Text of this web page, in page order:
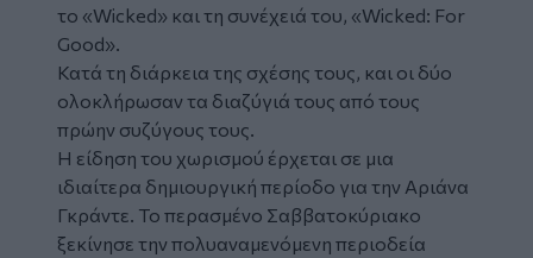
το «Wicked» και τη συνέχειά του, «Wicked: For
Good».
Κατά τη διάρκεια της σχέσης τους, και οι δύο
ολοκλήρωσαν τα διαζύγιά τους από τους
πρώην συζύγους τους.
Η είδηση του χωρισμού έρχεται σε μια
ιδιαίτερα δημιουργική περίοδο για την Αριάνα
Γκράντε. Το περασμένο Σαββατοκύριακο
ξεκίνησε την πολυαναμενόμενη περιοδεία